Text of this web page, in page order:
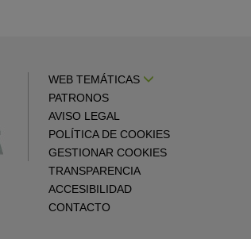
WEB TEMÁTICAS
PATRONOS
AVISO LEGAL
POLÍTICA DE COOKIES
GESTIONAR COOKIES
TRANSPARENCIA
ACCESIBILIDAD
CONTACTO